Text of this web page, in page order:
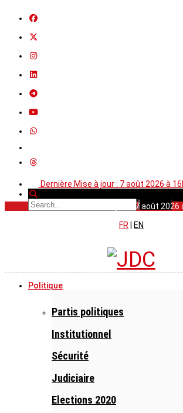
Dernière Mise à jour : 7 août 2026 à
Dernière Mise à jour : 7 août 2026
FR
EN
Politique
Partis politiques
Institutionnel
Sécurité
Judiciaire
Elections 2020